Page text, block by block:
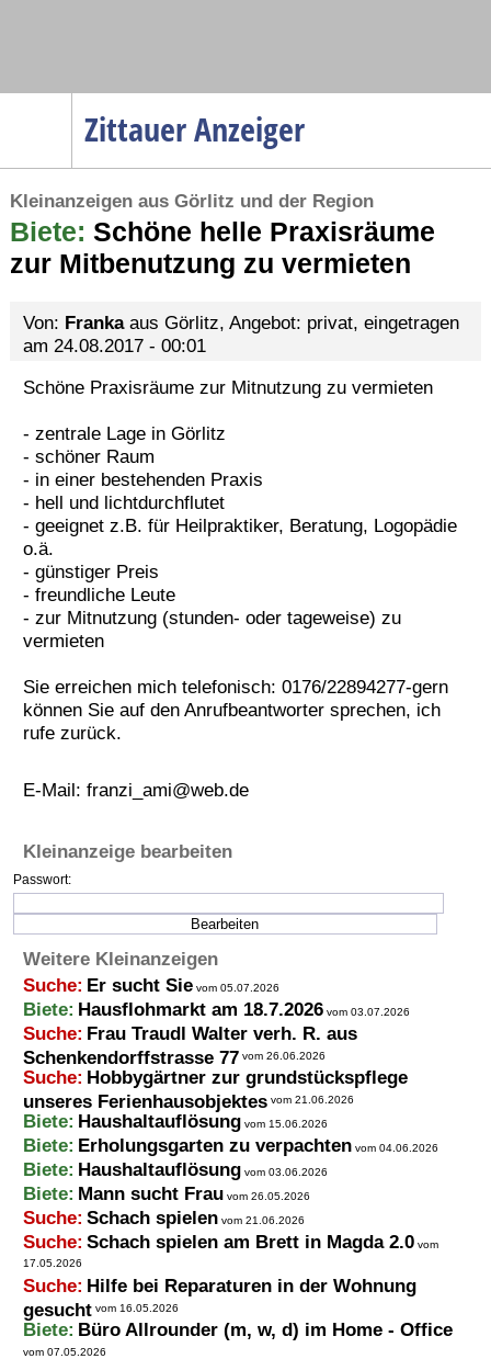
Zittauer Anzeiger
Menüpunkte
Politik
Gesellschaft
Service
Kultur
Sport
Termine
Kostenlos
Kleinanzeigen aus Görlitz und der Region
Biete: Schöne helle Praxisräume
zur Mitbenutzung zu vermieten
Von: Frankaaus Görlitz, Angebot: privat, eingetragen
am 24.08.2017 - 00:01
Schöne Praxisräume zur Mitnutzung zu vermieten
- zentrale Lage in Görlitz
- schöner Raum
- in einer bestehenden Praxis
- hell und lichtdurchflutet
- geeignet z.B. für Heilpraktiker, Beratung, Logopädie
o.ä.
- günstiger Preis
- freundliche Leute
- zur Mitnutzung (stunden- oder tageweise) zu
vermieten
Sie erreichen mich telefonisch: 0176/22894277-gern
können Sie auf den Anrufbeantworter sprechen, ich
rufe zurück.
E-Mail: franzi_ami@web.de
Kleinanzeige bearbeiten
Passwort:
Weitere Kleinanzeigen
Suche: Er sucht Sie vom 05.07.2026
Biete: Hausflohmarkt am 18.7.2026 vom 03.07.2026
Suche: Frau Traudl Walter verh. R. aus
Schenkendorffstrasse 77 vom 26.06.2026
Suche: Hobbygärtner zur grundstückspflege
unseres Ferienhausobjektes vom 21.06.2026
Biete: Haushaltauflösung vom 15.06.2026
Biete: Erholungsgarten zu verpachten vom 04.06.2026
Biete: Haushaltauflösung vom 03.06.2026
Biete: Mann sucht Frau vom 26.05.2026
Suche: Schach spielen vom 21.06.2026
Suche: Schach spielen am Brett in Magda 2.0 vom
17.05.2026
Suche: Hilfe bei Reparaturen in der Wohnung
gesucht vom 16.05.2026
Biete: Büro Allrounder (m, w, d) im Home - Office
vom 07.05.2026